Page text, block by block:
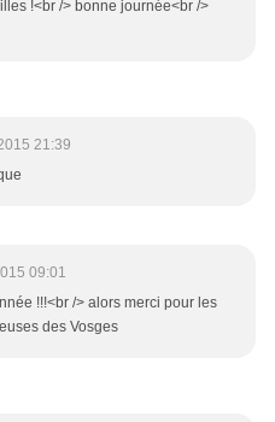
!<br /> bonne journée<br />
21:39
09:01
!!!<br /> alors merci pour les
des Vosges